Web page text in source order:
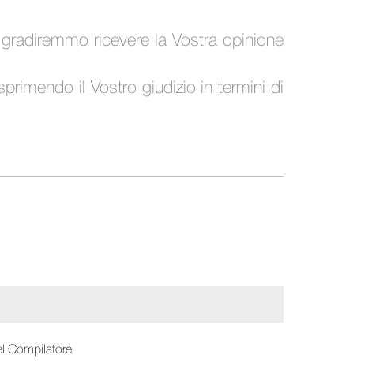
ricevere la Vostra opinione
il Vostro giudizio in termini di
Compilatore